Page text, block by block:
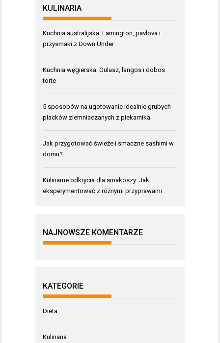
KULINARIA
Kuchnia australijska: Lamington, pavlova i
przysmaki z Down Under
Kuchnia węgierska: Gulasz, langos i dobos
torte
5 sposobów na ugotowanie idealnie grubych
placków ziemniaczanych z piekarnika
Jak przygotować świeże i smaczne sashimi w
domu?
Kulinarne odkrycia dla smakoszy: Jak
eksperymentować z różnymi przyprawami
NAJNOWSZE KOMENTARZE
KATEGORIE
Dieta
Kulinaria